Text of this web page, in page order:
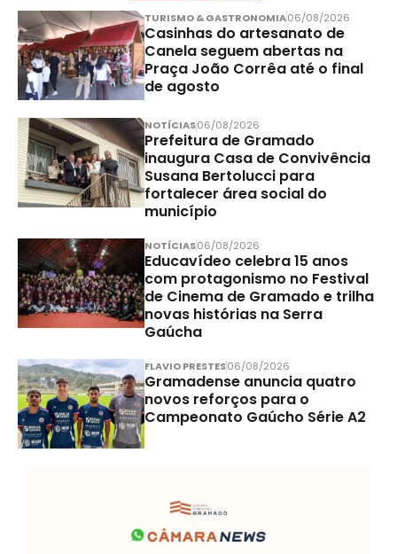
TURISMO & GASTRONOMIA06/08/2026
Casinhas do artesanato de
Canela seguem abertas na
Praça João Corrêa até o final
de agosto
NOTÍCIAS06/08/2026
Prefeitura de Gramado
inaugura Casa de Convivência
Susana Bertolucci para
fortalecer área social do
município
NOTÍCIAS06/08/2026
Educavídeo celebra 15 anos
com protagonismo no Festival
de Cinema de Gramado e trilha
novas histórias na Serra
Gaúcha
FLAVIO PRESTES06/08/2026
Gramadense anuncia quatro
novos reforços para o
Campeonato Gaúcho Série A2